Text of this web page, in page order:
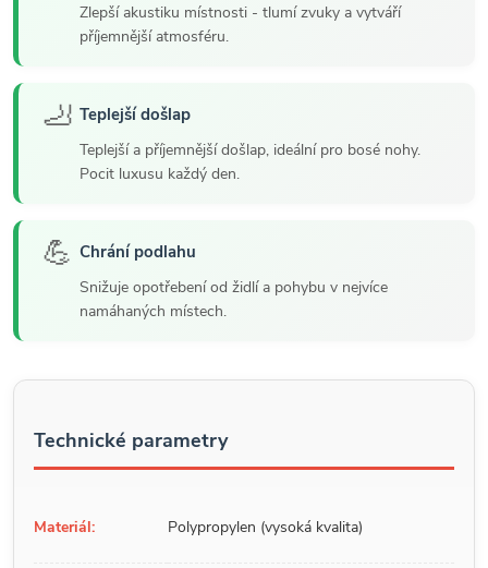
Zlepší akustiku místnosti - tlumí zvuky a vytváří
příjemnější atmosféru.
🦶 Teplejší došlap
Teplejší a příjemnější došlap, ideální pro bosé nohy.
Pocit luxusu každý den.
💪 Chrání podlahu
Snižuje opotřebení od židlí a pohybu v nejvíce
namáhaných místech.
Technické parametry
Materiál: Polypropylen (vysoká kvalita)